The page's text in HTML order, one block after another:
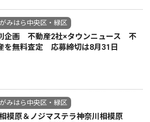
みはら中央区・緑区
企画 不動産2社×タウンニュース 不
を無料査定 応募締切は8月31日
みはら中央区・緑区
模原＆ノジマステラ神奈川相模原